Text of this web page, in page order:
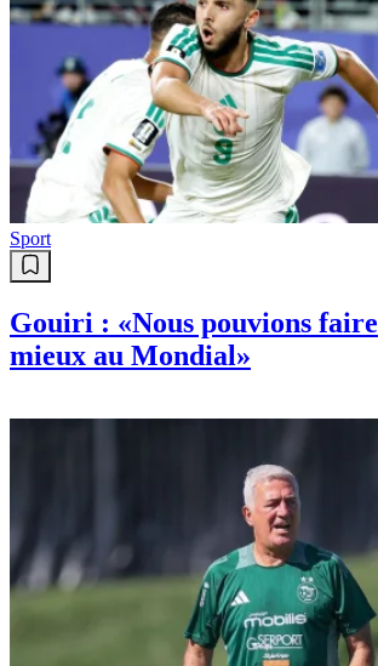
Sport
Gouiri : «Nous pouvions faire
mieux au Mondial»